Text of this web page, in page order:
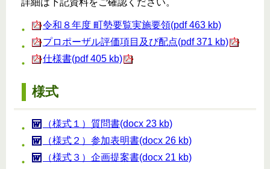
詳細は下記資料をご確認ください。
令和８年度 町勢要覧実施要領(pdf 463 kb)
プロポーザル評価項目及び配点(pdf 371 kb)
仕様書(pdf 405 kb)
様式
（様式１）質問書(docx 23 kb)
（様式２）参加表明書(docx 26 kb)
（様式３）企画提案書(docx 21 kb)